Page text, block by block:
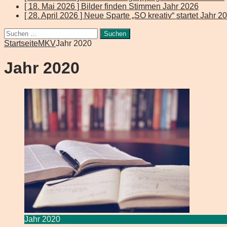
[ 18. Mai 2026 ] Bilder finden Stimmen Jahr 2026
[ 28. April 2026 ] Neue Sparte „SO kreativ“ startetJahr
Suchen
nach:
StartseiteMKVJahr 2020
Jahr 2020
Jahr 2020